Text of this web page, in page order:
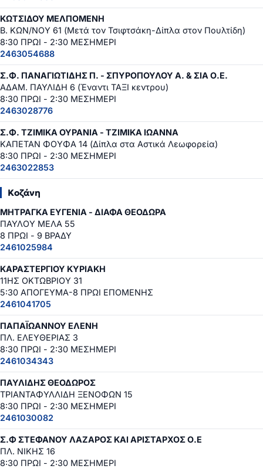
ΚΩΤΣΙΔΟΥ ΜΕΛΠΟΜΕΝΗ
Β. ΚΩΝ/ΝΟΥ 61 (Μετά τον Τσιφτσάκη-Δίπλα στον Πουλτίδη)
8:30 ΠΡΩΙ - 2:30 ΜΕΣΗΜΕΡΙ
2463054688
Σ.Φ. ΠΑΝΑΓΙΩΤΙΔΗΣ Π. - ΣΠΥΡΟΠΟΥΛΟΥ Α. & ΣΙΑ Ο.Ε.
ΑΔΑΜ. ΠΑΥΛΙΔΗ 6 (Έναντι ΤΑΞΙ κεντρου)
8:30 ΠΡΩΙ - 2:30 ΜΕΣΗΜΕΡΙ
2463028776
Σ.Φ. ΤΖΙΜΙΚΑ ΟΥΡΑΝΙΑ - ΤΖΙΜΙΚΑ ΙΩΑΝΝΑ
ΚΑΠΕΤΑΝ ΦΟΥΦΑ 14 (Δίπλα στα Αστικά Λεωφορεία)
8:30 ΠΡΩΙ - 2:30 ΜΕΣΗΜΕΡΙ
2463022853
Κοζάνη
ΜΗΤΡΑΓΚΑ ΕΥΓΕΝΙΑ - ΔΙΑΦΑ ΘΕΟΔΩΡΑ
ΠΑΥΛΟΥ ΜΕΛΑ 55
8 ΠΡΩΙ - 9 ΒΡΑΔΥ
2461025984
ΚΑΡΑΣΤΕΡΓΙΟΥ ΚΥΡΙΑΚΗ
11ΗΣ ΟΚΤΩΒΡΙΟΥ 31
5:30 ΑΠΟΓΕΥΜΑ-8 ΠΡΩΙ ΕΠΟΜΕΝΗΣ
2461041705
ΠΑΠΑΪΩΑΝΝΟΥ ΕΛΕΝΗ
ΠΛ. ΕΛΕΥΘΕΡΙΑΣ 3
8:30 ΠΡΩΙ - 2:30 ΜΕΣΗΜΕΡΙ
2461034343
ΠΑΥΛΙΔΗΣ ΘΕΟΔΩΡΟΣ
ΤΡΙΑΝΤΑΦΥΛΛΙΔΗ ΞΕΝΟΦΩΝ 15
8:30 ΠΡΩΙ - 2:30 ΜΕΣΗΜΕΡΙ
2461030082
Σ.Φ ΣΤΕΦΑΝΟΥ ΛΑΖΑΡΟΣ ΚΑΙ ΑΡΙΣΤΑΡΧΟΣ Ο.Ε
ΠΛ. ΝΙΚΗΣ 16
8:30 ΠΡΩΙ - 2:30 ΜΕΣΗΜΕΡΙ